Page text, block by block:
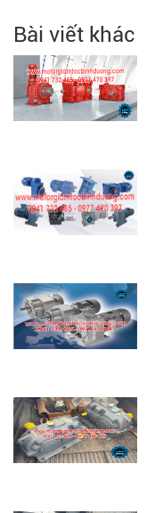
Bài viết khác